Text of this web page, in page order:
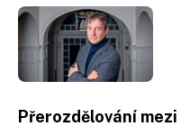
Přerozdělování